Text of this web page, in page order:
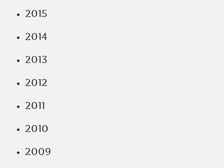
2015
2014
2013
2012
2011
2010
2009